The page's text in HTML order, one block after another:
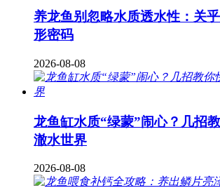
养龙鱼别忽略水质透水性：关
形密码
2026-08-08
龙鱼缸水质“绿蒙”闹心？几招
澈水世界
2026-08-08